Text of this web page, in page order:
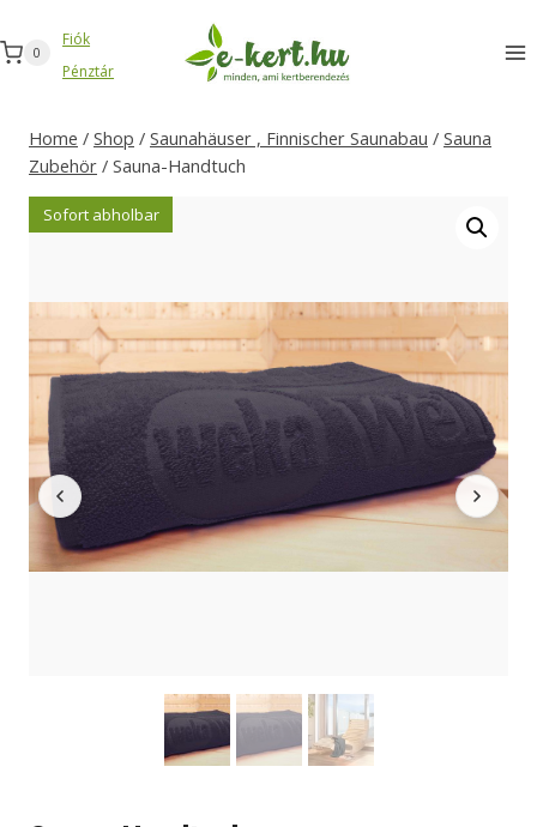
Inhalt
springen
0
Fiók
Pénztár
Home / Shop / Saunahäuser , Finnischer Saunabau / Sauna
Zubehör / Sauna-Handtuch
Sofort abholbar